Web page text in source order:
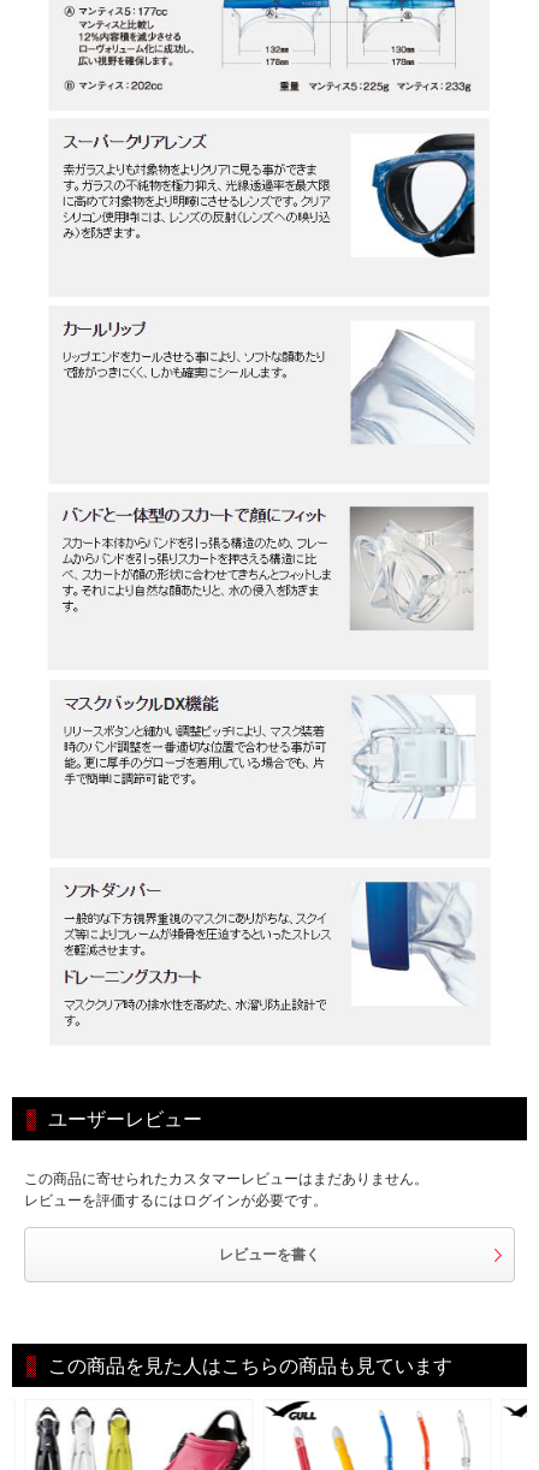
ユーザーレビュー
この商品に寄せられたカスタマーレビューはまだありません。
レビューを評価するにはログインが必要です。
レビューを書く
この商品を見た人はこちらの商品も見ています